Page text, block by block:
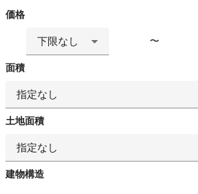
価格
下限なし 〜
面積
指定なし
土地面積
指定なし
建物構造